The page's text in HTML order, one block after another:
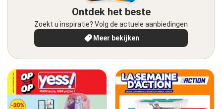
Ontdek het beste
Zoekt u inspiratie? Volg de actuele aanbiedingen
Meer bekijken